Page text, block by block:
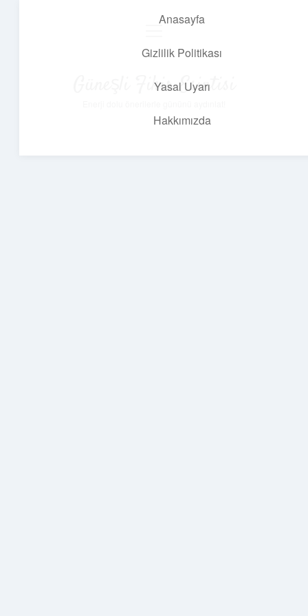
Anasayfa
Gizlilik Politikası
Yasal Uyarı
Hakkımızda
Güneşli Fikir Esintisi